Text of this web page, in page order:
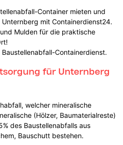
Container mieten und
mit Containerdienst24.
Mulden für die praktische
Containerdienst.
für Unternberg
welcher mineralische
(Hölzer, Baumaterialreste)
des Baustellenabfalls aus
Bauschutt bestehen.